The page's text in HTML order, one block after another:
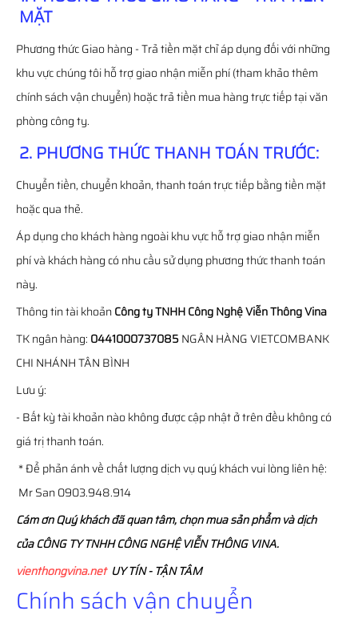
MẶT
Phương thức Giao hàng - Trả tiền mặt chỉ áp dụng đối với những
khu vực chúng tôi hỗ trợ giao nhận miễn phí (tham khảo thêm
chính sách vận chuyển) hoặc trả tiền mua hàng trực tiếp tại văn
phòng công ty.
2. PHƯƠNG THỨC THANH TOÁN TRƯỚC:
Chuyển tiền, chuyển khoản, thanh toán trực tiếp bằng tiền mặt
hoặc qua thẻ.
Áp dụng cho khách hàng ngoài khu vực hỗ trợ giao nhận miễn
phí và khách hàng có nhu cầu sử dụng phương thức thanh toán
này.
Thông tin tài khoảnCông ty TNHH Công Nghệ Viễn Thông Vina
TK ngân hàng: 0441000737085NGÂN HÀNG VIETCOMBANK
CHI NHÁNH TÂN BÌNH
Lưu ý:
- Bất kỳ tài khoản nào không được cập nhật ở trên đều không có
giá trị thanh toán.
* Để phản ánh về chất lượng dịch vụ quý khách vui lòng liên hệ:
Mr San 0903.948.914
Cám ơn Quý khách đã quan tâm, chọn mua sản phẩm và dịch
của CÔNG TY TNHH CÔNG NGHỆ VIỄN THÔNG VINA.
vienthongvina.netUY TÍN - TẬN TÂM
Chính sách vận chuyển